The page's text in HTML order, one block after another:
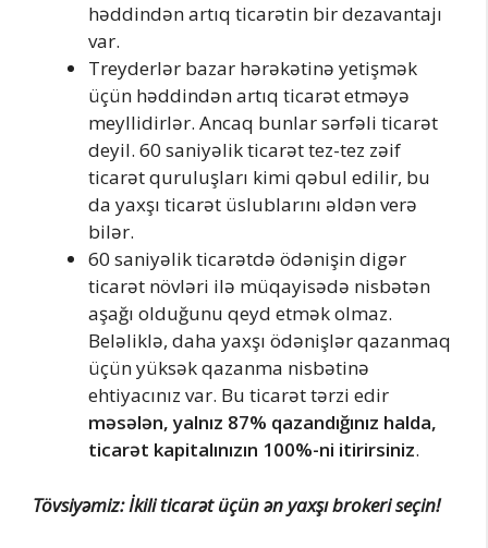
həddindən artıq ticarətin bir dezavantajı
var.
Treyderlər bazar hərəkətinə yetişmək
üçün həddindən artıq ticarət etməyə
meyllidirlər. Ancaq bunlar sərfəli ticarət
deyil. 60 saniyəlik ticarət tez-tez zəif
ticarət quruluşları kimi qəbul edilir, bu
da yaxşı ticarət üslublarını əldən verə
bilər.
60 saniyəlik ticarətdə ödənişin digər
ticarət növləri ilə müqayisədə nisbətən
aşağı olduğunu qeyd etmək olmaz.
Beləliklə, daha yaxşı ödənişlər qazanmaq
üçün yüksək qazanma nisbətinə
ehtiyacınız var. Bu ticarət tərzi edir
məsələn, yalnız 87% qazandığınız halda,
ticarət kapitalınızın 100%-ni itirirsiniz.
Tövsiyəmiz: İkili ticarət üçün ən yaxşı brokeri seçin!